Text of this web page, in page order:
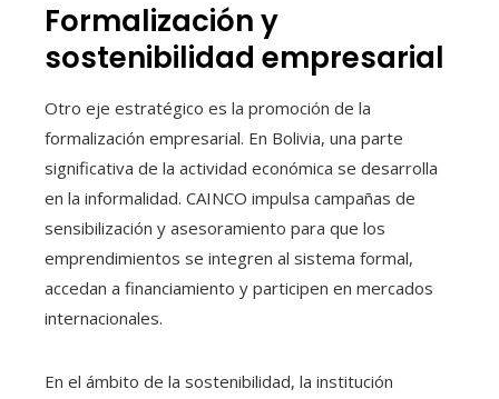
Formalización y
sostenibilidad empresarial
Otro eje estratégico es la promoción de la
formalización empresarial. En Bolivia, una parte
significativa de la actividad económica se desarrolla
en la informalidad. CAINCO impulsa campañas de
sensibilización y asesoramiento para que los
emprendimientos se integren al sistema formal,
accedan a financiamiento y participen en mercados
internacionales.
En el ámbito de la sostenibilidad, la institución